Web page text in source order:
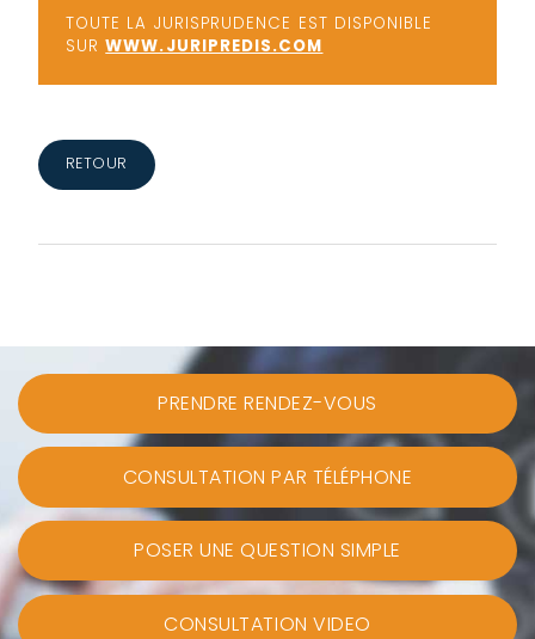
TOUTE LA JURISPRUDENCE EST DISPONIBLE
SURWWW.JURIPREDIS.COM
RETOUR
PRENDRE RENDEZ-VOUS
CONSULTATION PAR TÉLÉPHONE
POSER UNE QUESTION SIMPLE
CONSULTATION VIDEO